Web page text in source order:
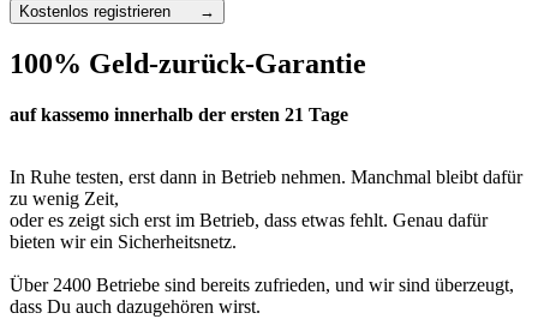
Kostenlos registrieren →
100% Geld-zurück-Garantie
auf kassemo innerhalb der ersten 21 Tage
In Ruhe testen, erst dann in Betrieb nehmen. Manchmal bleibt dafür
zu wenig Zeit,
oder es zeigt sich erst im Betrieb, dass etwas fehlt. Genau dafür
bieten wir ein Sicherheitsnetz.
Über 2400 Betriebe sind bereits zufrieden, und wir sind überzeugt,
dass Du auch dazugehören wirst.